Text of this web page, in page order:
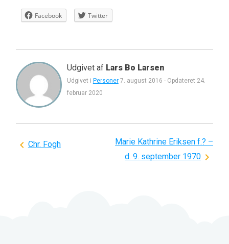
Facebook Twitter
Udgivet af Lars Bo Larsen
Udgivet i Personer 7. august 2016 - Opdateret 24.
februar 2020
Indlægsnavigation
Chr. Fogh
Marie Kathrine Eriksen f.? –
d. 9. september 1970